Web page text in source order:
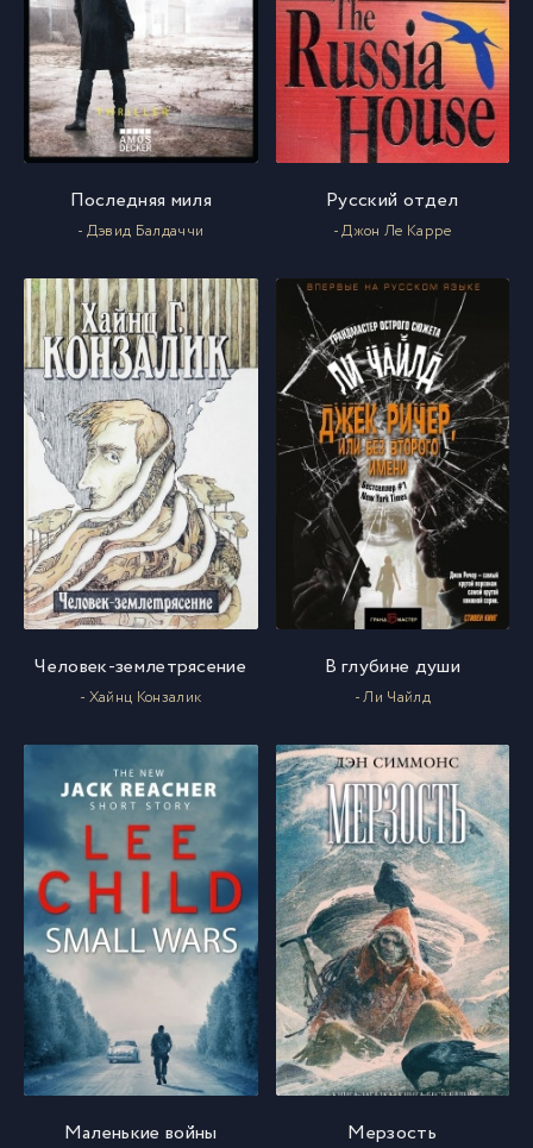
Последняя миля
- Дэвид Балдаччи
Русский отдел
- Джон Ле Карре
Человек-землетрясение
- Хайнц Конзалик
В глубине души
- Ли Чайлд
Маленькие войны Мерзость